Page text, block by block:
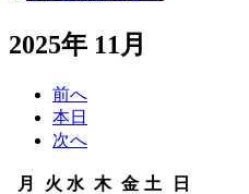
2025年 11月
前へ
本日
次へ
月
月火 火
水 水
木木金金土 土日